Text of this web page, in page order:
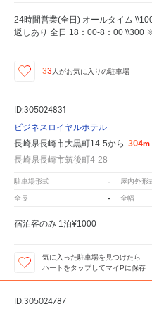
24時間営業(全日) オールタイム
返しあり 全日 18：00-8：00 \\300
33人がお気に入りの駐車場
ID:305024831
ビジネスロイヤルホテル
長崎県長崎市大黒町14-5から 304m
長崎県長崎市筑後町4-28
駐車場形式 - 屋内外形
全長 - 全幅
宿泊客のみ 1泊¥1000
気に入った駐車場を見つけたら
ハートをタップしてマイPに保存
ID:305024787